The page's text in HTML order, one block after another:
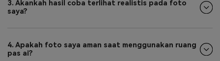
3. Akankah hasil coba terlihat realistis pada foto
saya?
4. Apakah foto saya aman saat menggunakan ruang
pas ai?